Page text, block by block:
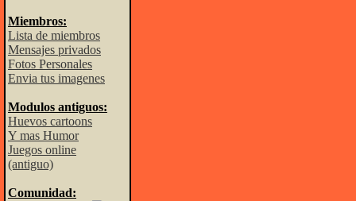
Miembros:
Lista de miembros
Mensajes privados
Fotos Personales
Envia tus imagenes
Modulos antiguos:
Huevos cartoons
Y mas Humor
Juegos online
(antiguo)
Comunidad: